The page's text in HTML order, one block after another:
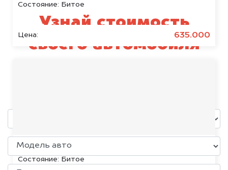
Состояние: Битое
Цена: 635.000
KIA Sportage, 2017
Состояние: Битое
Узнай стоимость
своего автомобиля